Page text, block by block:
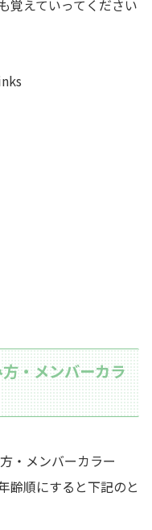
覚えていってください
・メンバーカラ
・メンバーカラー
齢順にすると下記のと